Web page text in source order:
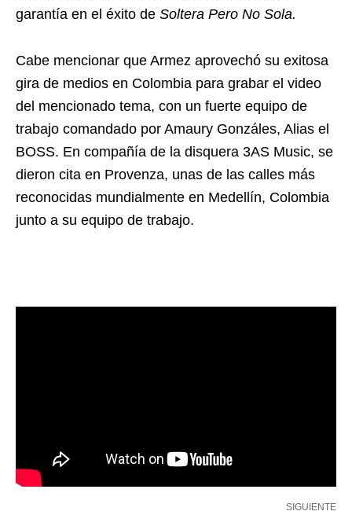
garantía en el éxito de Soltera Pero No Sola.
Cabe mencionar que Armez aprovechó su exitosa
gira de medios en Colombia para grabar el video
del mencionado tema, con un fuerte equipo de
trabajo comandado por Amaury Gonzáles, Alias el
BOSS. En compañía de la disquera 3AS Music, se
dieron cita en Provenza, unas de las calles más
reconocidas mundialmente en Medellín, Colombia
junto a su equipo de trabajo.
SIGUIENTE